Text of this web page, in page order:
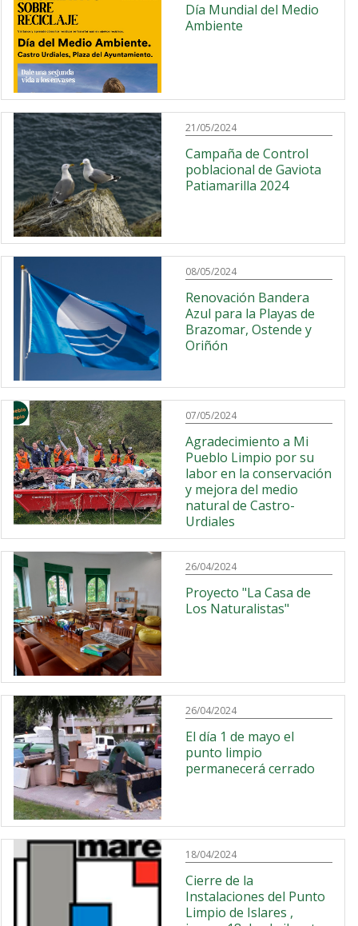
Día Mundial del Medio
Ambiente
21/05/2024
Campaña de Control
poblacional de Gaviota
Patiamarilla 2024
08/05/2024
Renovación Bandera
Azul para la Playas de
Brazomar, Ostende y
Oriñón
07/05/2024
Agradecimiento a Mi
Pueblo Limpio por su
labor en la conservación
y mejora del medio
natural de Castro-
Urdiales
26/04/2024
Proyecto "La Casa de
Los Naturalistas"
26/04/2024
El día 1 de mayo el
punto limpio
permanecerá cerrado
18/04/2024
Cierre de la
Instalaciones del Punto
Limpio de Islares ,